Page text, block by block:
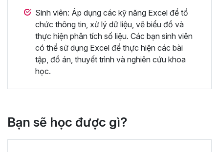
Sinh viên: Áp dụng các kỹ năng Excel để tổ
chức thông tin, xử lý dữ liệu, vẽ biểu đồ và
thực hiện phân tích số liệu. Các bạn sinh viên
có thể sử dụng Excel để thực hiện các bài
tập, đồ án, thuyết trình và nghiên cứu khoa
học.
Bạn sẽ học được gì?